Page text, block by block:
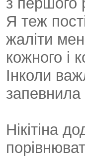
Я теж
жаліти
кожного і
Інколи
Нікітіна